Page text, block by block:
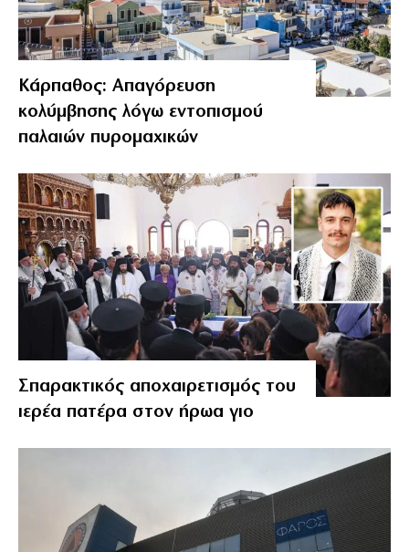
Κάρπαθος: Απαγόρευση
κολύμβησης λόγω εντοπισμού
παλαιών πυρομαχικών
Σπαρακτικός αποχαιρετισμός του
ιερέα πατέρα στον ήρωα γιο